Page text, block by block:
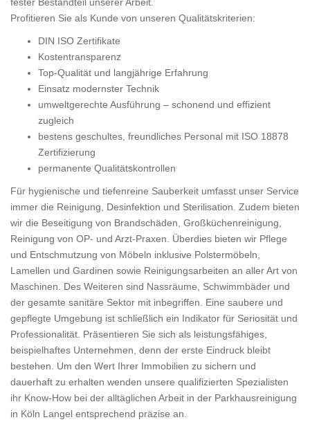
Profitieren Sie als Kunde von unseren Qualitätskriterien:
DIN ISO Zertifikate
Kostentransparenz
Top-Qualität und langjährige Erfahrung
Einsatz modernster Technik
umweltgerechte Ausführung – schonend und effizient
zugleich
bestens geschultes, freundliches Personal mit ISO 18878
Zertifizierung
permanente Qualitätskontrollen
Für hygienische und tiefenreine Sauberkeit umfasst unser Service
immer die Reinigung, Desinfektion und Sterilisation. Zudem bieten
wir die Beseitigung von Brandschäden, Großküchenreinigung,
Reinigung von OP- und Arzt-Praxen. Überdies bieten wir Pflege
und Entschmutzung von Möbeln inklusive Polstermöbeln,
Lamellen und Gardinen sowie Reinigungsarbeiten an aller Art von
Maschinen. Des Weiteren sind Nassräume, Schwimmbäder und
der gesamte sanitäre Sektor mit inbegriffen. Eine saubere und
gepflegte Umgebung ist schließlich ein Indikator für Seriosität und
Professionalität. Präsentieren Sie sich als leistungsfähiges,
beispielhaftes Unternehmen, denn der erste Eindruck bleibt
bestehen. Um den Wert Ihrer Immobilien zu sichern und
dauerhaft zu erhalten wenden unsere qualifizierten Spezialisten
ihr Know-How bei der alltäglichen Arbeit in der Parkhausreinigung
in Köln Langel entsprechend präzise an.